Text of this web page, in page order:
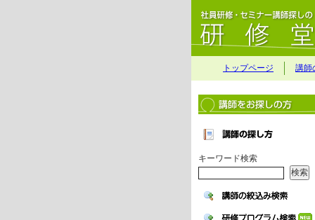
トップページ 講師
キーワード検索